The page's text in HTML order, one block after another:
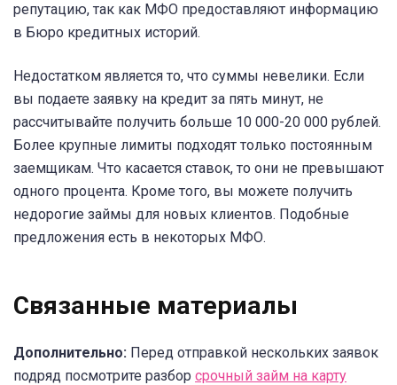
репутацию, так как МФО предоставляют информацию
в Бюро кредитных историй.
Недостатком является то, что суммы невелики. Если
вы подаете заявку на кредит за пять минут, не
рассчитывайте получить больше 10 000-20 000 рублей.
Более крупные лимиты подходят только постоянным
заемщикам. Что касается ставок, то они не превышают
одного процента. Кроме того, вы можете получить
недорогие займы для новых клиентов. Подобные
предложения есть в некоторых МФО.
Связанные материалы
Дополнительно: Перед отправкой нескольких заявок
подряд посмотрите разбор срочный займ на карту